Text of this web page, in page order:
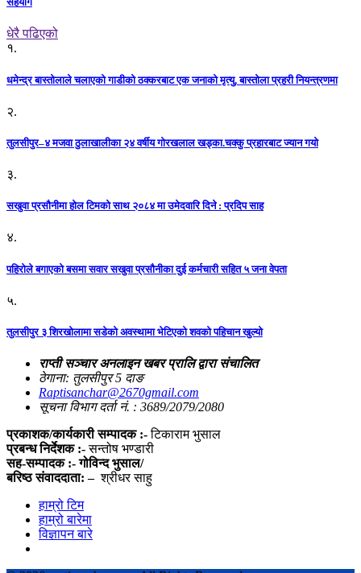
धेरै पढिएको
१.
धमेन्द्र बास्तोलाले चलाएको गाडीको ठक्करबाट एक जनाको मृत्यु, बास्तोला प्रहरी नियन्त्रणमा
२.
तुलसीपुर–४ मजवा ठुलाखालीका २४ वर्षीय गोरखलाल खड्का.चक्कु प्रहारबाट ज्यान गयो
३.
सखुवा प्रसौनीमा होल टिमको साथ २०८४ मा उमेदवारि दिने : प्रदिप साह
४.
पहिराेले बगाएकाे बसमा सवार सखुवा प्रसाैनीका दुई कर्मचारी सहित ५ जना वेपता
५.
तुलसीपुर ३ शिरखोलामा सडेको अवस्थामा भेटिएको शवको पहिचान खुल्यो
राप्ती सञ्चार अनलाइन खबर प्रालि द्वारा संचालित
ठेगाना: तुलसीपुर 5 दाङ
Raptisanchar@2670gmail.com
सूचना विभाग दर्ता नं. : 3689/2079/2080
प्रकाशक/कार्यकारी सम्पादक :-टिकाराम भुसाल
प्रबन्ध निर्देशक :-सन्तोष भण्डारी
सह-सम्पादक :- गोविन्द भुसाल/
बरिष्ठ संवाददाता: – श्रीधर साहु
हाम्रो टिम
हाम्रो बारेमा
विज्ञापन बारे